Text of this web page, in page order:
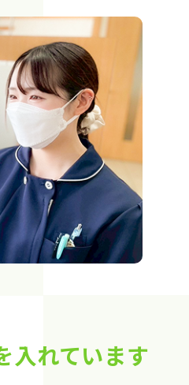
入れています